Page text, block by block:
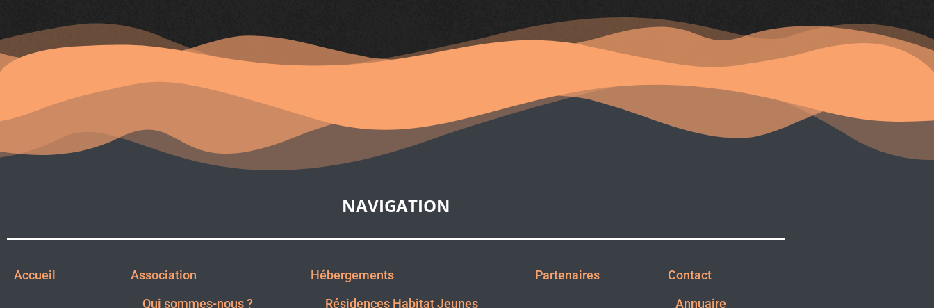
NAVIGATION
Accueil
Association
Qui sommes-nous ?
Hébergements
Résidences Habitat Jeunes
Partenaires
Contact
Annuaire